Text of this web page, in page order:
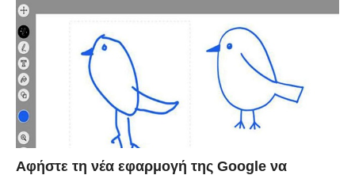
να είναι λίγα μέτρα μακριά ή μια νέα περιοχή. Εκεί,
με τις ίδιες περίπου διαδικασίες το κτήριο
τοποθετείται στα νέα του θεμέλια.
Οι φωτογραφίες και τα βίντεο που ακολουθούν είναι
εντυπωσιακά.
Αφήστε τη νέα εφαρμογή της Google να